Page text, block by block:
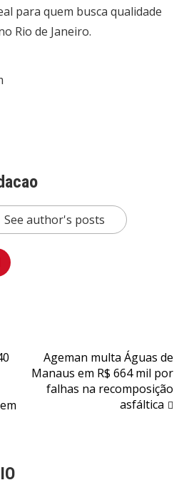
para quem busca qualidade
Rio de Janeiro.
See author's posts
Ageman multa Águas de
Manaus em R$ 664 mil por
falhas na recomposição
asfáltica